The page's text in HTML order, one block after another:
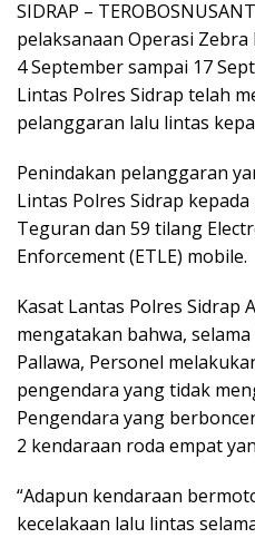
SIDRAP –
pelaksanaan Operasi
4 September sampai 17
Lintas Polres Sidrap telah
pelanggaran lalu lintas
Penindakan pelanggaran
Lintas Polres Sidrap
Teguran dan 59 tilang
Enforcement (ETLE) mobile.
Kasat Lantas Polres Sidrap
mengatakan bahwa,
Pallawa, Personel
pengendara yang tidak
Pengendara yang
2 kendaraan roda empat
“Adapun kendaraan
kecelakaan lalu lintas